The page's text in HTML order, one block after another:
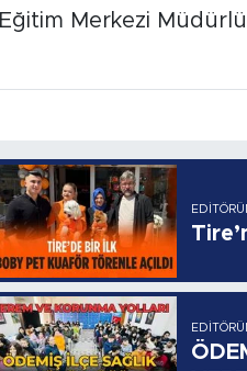
Eğitim Merkezi